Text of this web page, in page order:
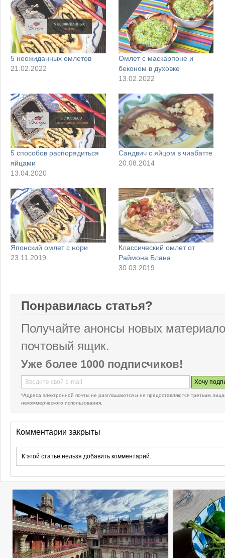
5 неожиданных омлетов
21.02.2022
Омлет с маскарпоне и
беконом в духовке
13.02.2022
5 способов распорядиться
яйцами
13.04.2020
Сандвич с яйцом в чиабатте
20.08.2014
Японский омлет с нори
23.11.2019
Классический омлет от
Раймона Блана
30.03.2019
Понравилась статья?
Получайте анонсы новых
почтовый ящик.
Уже более 1000 подписчиков!
*Адреса электронной почты не разглашаются и не предоставляются третьим
некоммерческого использования.
Комментарии закрыты
К этой статье нельзя добавить комментарий.